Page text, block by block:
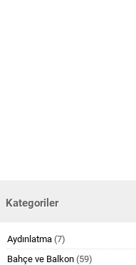
Kategoriler
Aydınlatma (7)
Bahçe ve Balkon (59)